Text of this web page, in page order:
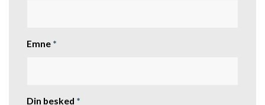
Emne *
Din besked *